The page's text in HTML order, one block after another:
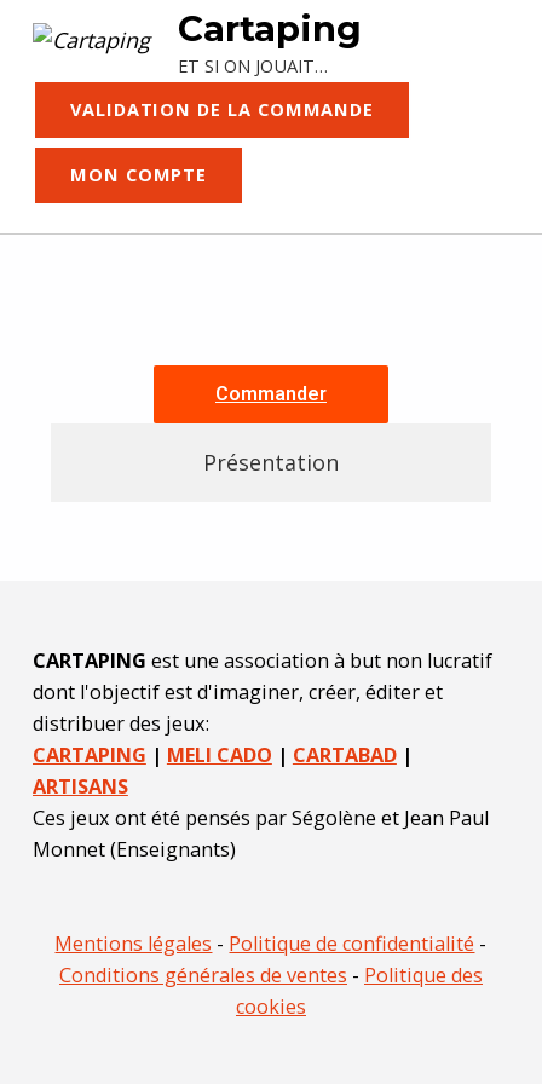
Cartaping
ET SI ON JOUAIT…
VALIDATION DE LA COMMANDE
MON COMPTE
C
r
e
e
k
Commander
Présentation
CARTAPING est une association à but non lucratif
dont l'objectif est d'imaginer, créer, éditer et
distribuer des jeux:
CARTAPING | MELI CADO | CARTABAD |
ARTISANS
Ces jeux ont été pensés par Ségolène et Jean Paul
Monnet (Enseignants)
Mentions légales - Politique de confidentialité -
Conditions générales de ventes - Politique des
cookies